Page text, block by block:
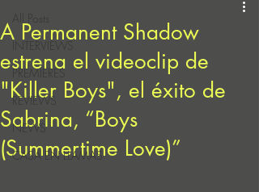
INTERVIEWS
PREMIERES
REVIEWS
NEWS
CASA EN LLAMAS
A Permanent Shadow
estrena el videoclip de
"Killer Boys", el éxito de
Sabrina, “Boys
(Summertime Love)”